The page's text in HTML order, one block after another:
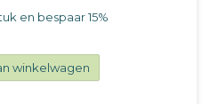
en bespaar 15%
winkelwagen